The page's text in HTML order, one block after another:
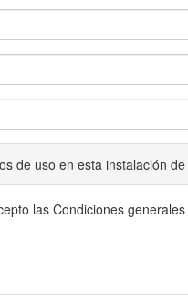
de uso en esta instalación
las Condiciones